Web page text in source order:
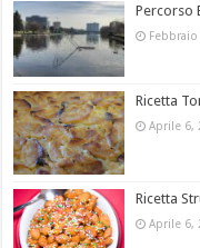
Percorso
Ricetta
Aprile 6,
Ricetta
Aprile 6,